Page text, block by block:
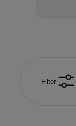
Filter